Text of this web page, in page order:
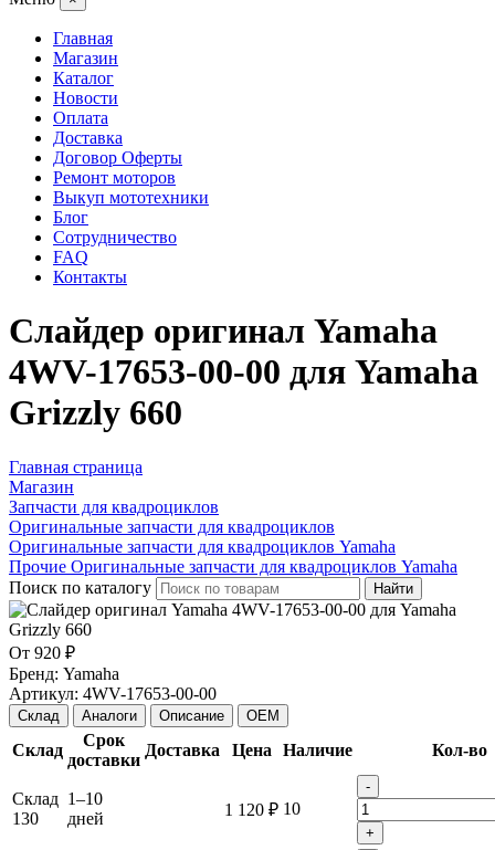
Главная
Магазин
Каталог
Новости
Оплата
Доставка
Договор Оферты
Ремонт моторов
Выкуп мототехники
Блог
Сотрудничество
FAQ
Контакты
Слайдер оригинал Yamaha
4WV-17653-00-00 для Yamaha
Grizzly 660
Главная страница
Магазин
Запчасти для квадроциклов
Оригинальные запчасти для квадроциклов
Оригинальные запчасти для квадроциклов Yamaha
Прочие Оригинальные запчасти для квадроциклов Yamaha
Поиск по каталогу
Найти
От 920 ₽
Бренд: Yamaha
Артикул: 4WV-17653-00-00
Склад Аналоги Описание OEM
Склад
Срок
доставки
Доставка Цена Наличие Кол-во
Склад
130
1–10
дней
1 120 ₽ 10
-
+